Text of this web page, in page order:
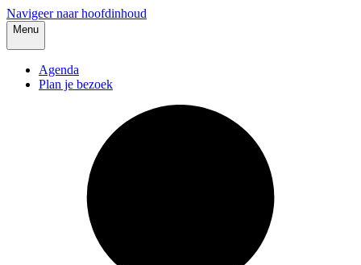
Navigeer naar hoofdinhoud
Menu
Agenda
Plan je bezoek